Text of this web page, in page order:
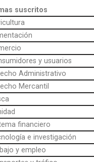
suscritos
y usuarios
Administrativo
Mercantil
financiero
e investigación
y empleo